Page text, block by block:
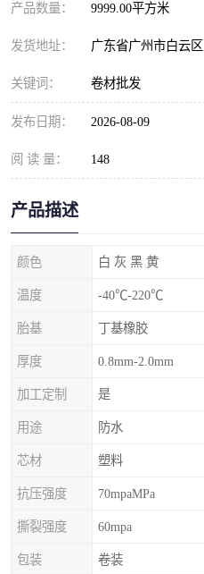
产品数量： 9999.00平方米
发货地址： 广东省广州市白云区
关键词： 卷材批发
发布日期： 2026-08-09
阅 读 量： 148
产品描述
颜色 白 灰 黑 黄
温度 -40℃-220℃
胎基 丁基橡胶
厚度 0.8mm-2.0mm
加工定制 是
用途 防水
芯材 塑料
抗压强度 70mpaMPa
撕裂强度 60mpa
包装 卷装